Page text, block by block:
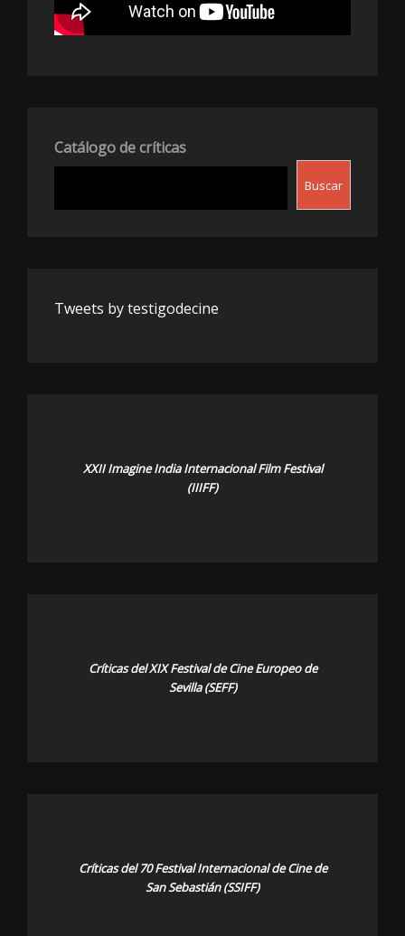
Catálogo de críticas
Buscar
Tweets by testigodecine
XXII Imagine India Internacional Film Festival
(IIIFF)
Críticas del XIX Festival de Cine Europeo de
Sevilla (SEFF)
Críticas del 70 Festival Internacional de Cine de
San Sebastián (SSIFF)